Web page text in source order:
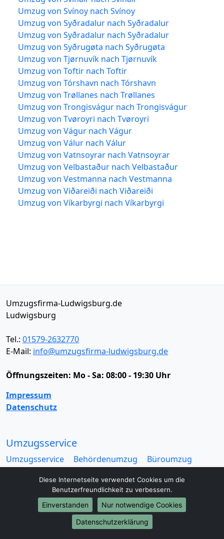
Umzug von Svínoy nach Svínoy
Umzug von Syðradalur nach Syðradalur
Umzug von Syðradalur nach Syðradalur
Umzug von Syðrugøta nach Syðrugøta
Umzug von Tjørnuvík nach Tjørnuvík
Umzug von Toftir nach Toftir
Umzug von Tórshavn nach Tórshavn
Umzug von Trøllanes nach Trøllanes
Umzug von Trongisvágur nach Trongisvágur
Umzug von Tvøroyri nach Tvøroyri
Umzug von Vágur nach Vágur
Umzug von Válur nach Válur
Umzug von Vatnsoyrar nach Vatnsoyrar
Umzug von Velbastaður nach Velbastaður
Umzug von Vestmanna nach Vestmanna
Umzug von Viðareiði nach Viðareiði
Umzug von Víkarbyrgi nach Víkarbyrgi
Umzugsfirma-Ludwigsburg.de
Ludwigsburg
Tel.: 01579-2632770
E-Mail: info@umzugsfirma-ludwigsburg.de
Öffnungszeiten: Mo - Sa: 08:00 - 19:30 Uhr
Impressum
Datenschutz
Umzugsservice
Umzugsservice Behördenumzug
Büroumzug
Mini Umzug
Praxisumzug
Privatumzug
Seniorenumzug
Studentenumzug
Beiladung
Entrümpelung
Halteverbotszone
Klaviertransport
Haushaltsauflösung
Möbeltaxi
Möbelmitfahrzentrale
Umzugskartons
Diese Internetseite verwendet Cookies um die
Benutzerfreundlichkeit zu verbessern.
Einverstanden
Nur notwendige Cookies
Datenschutzerklärung